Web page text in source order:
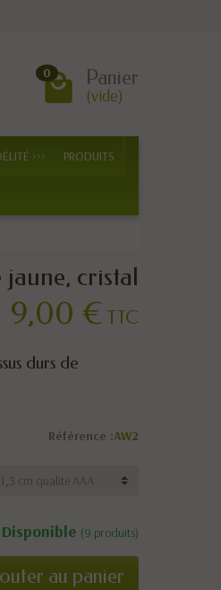
0 Panier
(vide)
>>> PRODUITS
cristal
9,00 € TTC
durs de
Référence :AW2
Disponible (9 produits)
au panier